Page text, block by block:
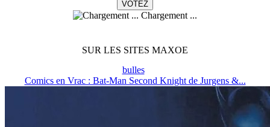
Chargement ...
SUR LES SITES MAXOE
bulles
Comics en Vrac : Bat-Man Second Knight de Jurgens &...